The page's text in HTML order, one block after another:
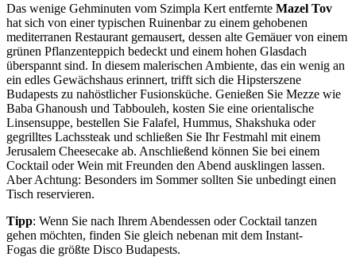
Das wenige Gehminuten vom Szimpla Kert entfernte Mazel Tov
hat sich von einer typischen Ruinenbar zu einem gehobenen
mediterranen Restaurant gemausert, dessen alte Gemäuer von einem
grünen Pflanzenteppich bedeckt und einem hohen Glasdach
überspannt sind. In diesem malerischen Ambiente, das ein wenig an
ein edles Gewächshaus erinnert, trifft sich die Hipsterszene
Budapests zu nahöstlicher Fusionsküche. Genießen Sie Mezze wie
Baba Ghanoush und Tabbouleh, kosten Sie eine orientalische
Linsensuppe, bestellen Sie Falafel, Hummus, Shakshuka oder
gegrilltes Lachssteak und schließen Sie Ihr Festmahl mit einem
Jerusalem Cheesecake ab. Anschließend können Sie bei einem
Cocktail oder Wein mit Freunden den Abend ausklingen lassen.
Aber Achtung: Besonders im Sommer sollten Sie unbedingt einen
Tisch reservieren.
Tipp: Wenn Sie nach Ihrem Abendessen oder Cocktail tanzen
gehen möchten, finden Sie gleich nebenan mit dem Instant-
Fogas die größte Disco Budapests.